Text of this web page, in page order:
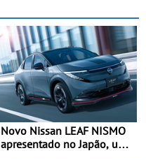
Novo Nissan LEAF NISMO
apresentado no Japão, uma